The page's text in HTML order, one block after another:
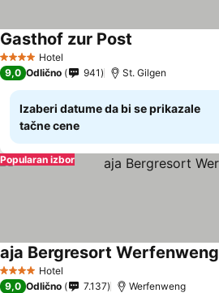
4 ZvezdiceHotel
Gasthof zur Post
9,0 Odlično 941 St. Gilgen
Izaberi datume da bi se prikazale
tačne cene
Popularan izbor
4 ZvezdiceHotel
aja Bergresort Werfenweng
9,0 Odlično 7.137 Werfenweng